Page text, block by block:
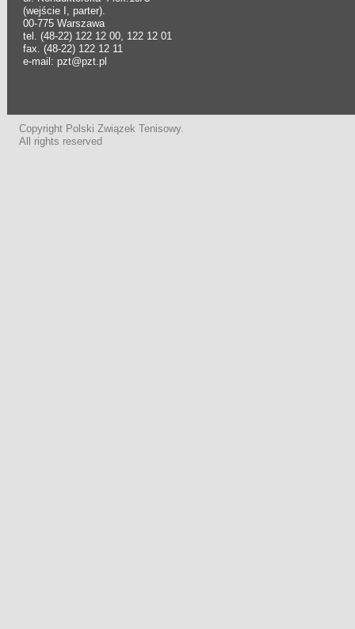
(wejście I, parter).
00-775 Warszawa
tel. (48-22) 122 12 00, 122 12 01
fax. (48-22) 122 12 11
e-mail: pzt@pzt.pl
Copyright Polski Związek Tenisowy.
All rights reserved